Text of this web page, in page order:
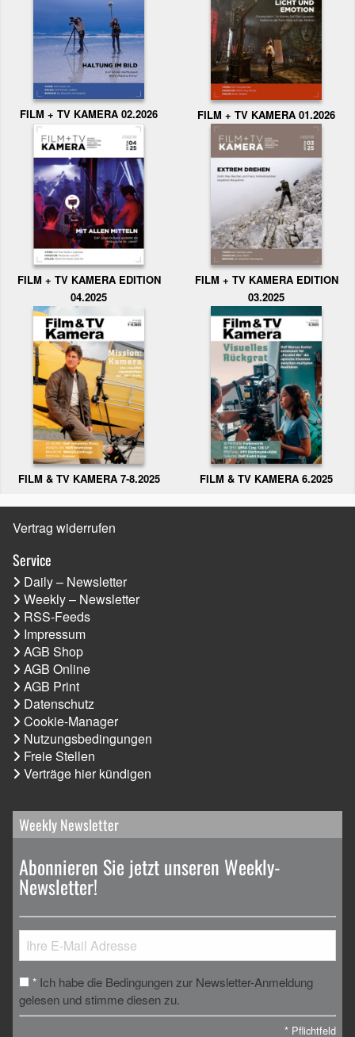
FILM + TV KAMERA 02.2026 FILM + TV KAMERA 01.2026
FILM + TV KAMERA EDITION
04.2025
FILM + TV KAMERA EDITION
03.2025
FILM & TV KAMERA 7-8.2025 FILM & TV KAMERA 6.2025
Vertrag widerrufen
Service
Daily – Newsletter
Weekly – Newsletter
RSS-Feeds
Impressum
AGB Shop
AGB Online
AGB Print
Datenschutz
Cookie-Manager
Nutzungsbedingungen
Freie Stellen
Verträge hier kündigen
Weekly Newsletter
Abonnieren Sie jetzt unseren Weekly-
Newsletter!
* Ich habe die Bedingungen zur Newsletter-Anmeldung
gelesen und stimme diesen zu.
* Pflichtfeld